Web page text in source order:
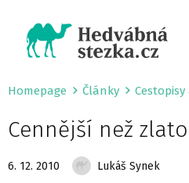
Homepage Články
Cennější než zlato
6. 12. 2010 Lukáš Synek